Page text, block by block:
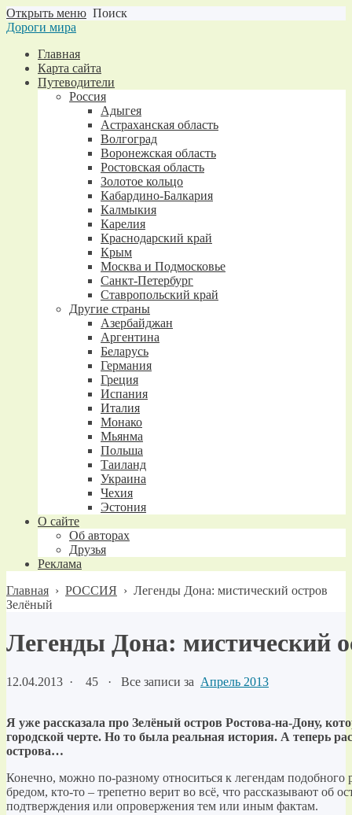
Открыть меню Поиск
Дороги мира
Главная
Карта сайта
Путеводители
Россия
Адыгея
Астраханская область
Волгоград
Воронежская область
Ростовская область
Золотое кольцо
Кабардино-Балкария
Калмыкия
Карелия
Краснодарский край
Крым
Москва и Подмосковье
Санкт-Петербург
Ставропольский край
Другие страны
Азербайджан
Аргентина
Беларусь
Германия
Греция
Испания
Италия
Монако
Мьянма
Польша
Таиланд
Украина
Чехия
Эстония
О сайте
Об авторах
Друзья
Реклама
Главная › РОССИЯ › Легенды Дона: мистический остров
Зелёный
Легенды Дона: мистический
12.04.2013 · 45 · Все записи за Апрель 2013
Я уже рассказала про Зелёный остров Ростова-на-Дону,
городской черте. Но то была реальная история. А теперь
острова…
Конечно, можно по-разному относиться к легендам
бредом, кто-то – трепетно верит во всё, что рассказывают об
подтверждения или опровержения тем или иным фактам.